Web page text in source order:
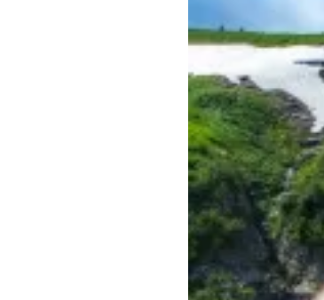
Другие рубрики
Реестр туроператоров
Реестр туристических
агентств Алтайского края
Обращения граждан